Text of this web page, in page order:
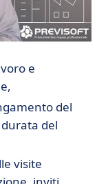
e
del
del
visite